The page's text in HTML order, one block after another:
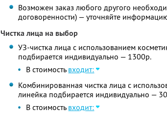
Возможен заказ любого другого
договоренности) — уточняйте
Чистка лица на выбор
УЗ-чистка лица с использованием
подбирается индивидуально — 1300р.
В стоимость входит:
Комбинированная чистка лица с
линейка подбирается индивидуально —
В стоимость входит: